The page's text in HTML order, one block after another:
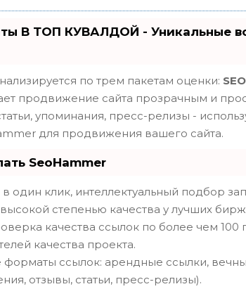
В ТОП КУВАЛДОЙ - Уникальные
по трем пакетам оценки:
продвижение сайта прозрачным и
упоминания, пресс-релизы -
для продвижения вашего сайта.
SeoHammer
клик, интеллектуальный подбор
степенью качества у лучших
качества ссылок по более чем
качества проекта.
ссылок: арендные ссылки,
отзывы, статьи, пресс-релизы).